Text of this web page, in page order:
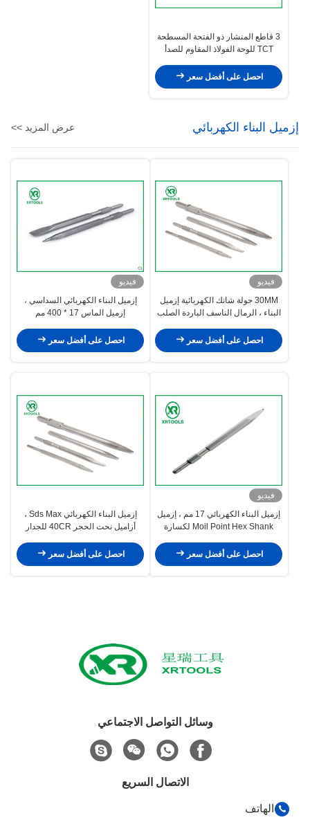
3 قاطع المنشار ذو الفتحة المسطحة
TCT للوحة الفولاذ المقاوم للصدأ
احصل على أفضل سعر
إزميل البناء الكهربائي عرض المزيد >>
فيديو
30MM جولة شانك الكهربائية إزميل
البناء ، الرمال الناسف الباردة الصلب
احصل على أفضل سعر
فيديو
إزميل البناء الكهربائي السداسي ،
إزميل الماس 17 * 400 مم
احصل على أفضل سعر
فيديو
إزميل البناء الكهربائي 17 مم ، إزميل
Moil Point Hex Shank لكسارة
احصل على أفضل سعر
إزميل البناء الكهربائي Sds Max ،
أزاميل نحت الحجر 40CR للجدار
احصل على أفضل سعر
وسائل التواصل الاجتماعي
الاتصال السريع
الهاتف